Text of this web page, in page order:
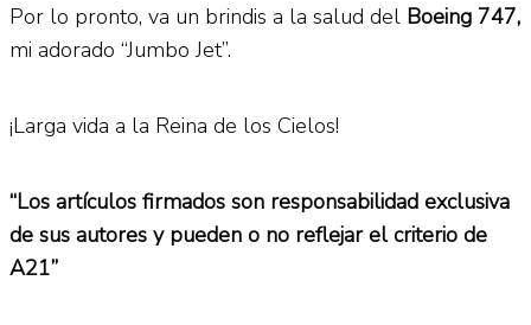
Por lo pronto, va un brindis a la salud del Boeing 747,
mi adorado “Jumbo Jet”.
¡Larga vida a la Reina de los Cielos!
“Los artículos firmados son responsabilidad exclusiva
de sus autores y pueden o no reflejar el criterio de
A21”